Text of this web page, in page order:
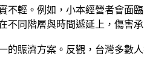
輕。例如，小本經營者會面
同階層與時間遞延上，傷害
賑濟方案。反觀，台灣多數